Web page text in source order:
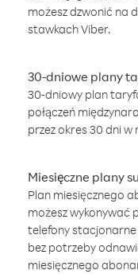
możesz dzwonić na
stawkach Viber.
30-dniowe plany
30-dniowy plan
połączeń
przez okres 30 dni w
Miesięczne plany
Plan miesięcznego
możesz wykonywać
telefony stacjonarne
bez potrzeby
miesięcznego